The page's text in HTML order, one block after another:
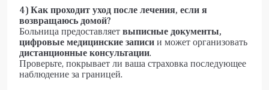
4) Как проходит уход после лечения, если я
возвращаюсь домой?
Больница предоставляетвыписные документы,
цифровые медицинские записии может организовать
дистанционные консультации.
Проверьте, покрывает ли ваша страховка последующее
наблюдение за границей.